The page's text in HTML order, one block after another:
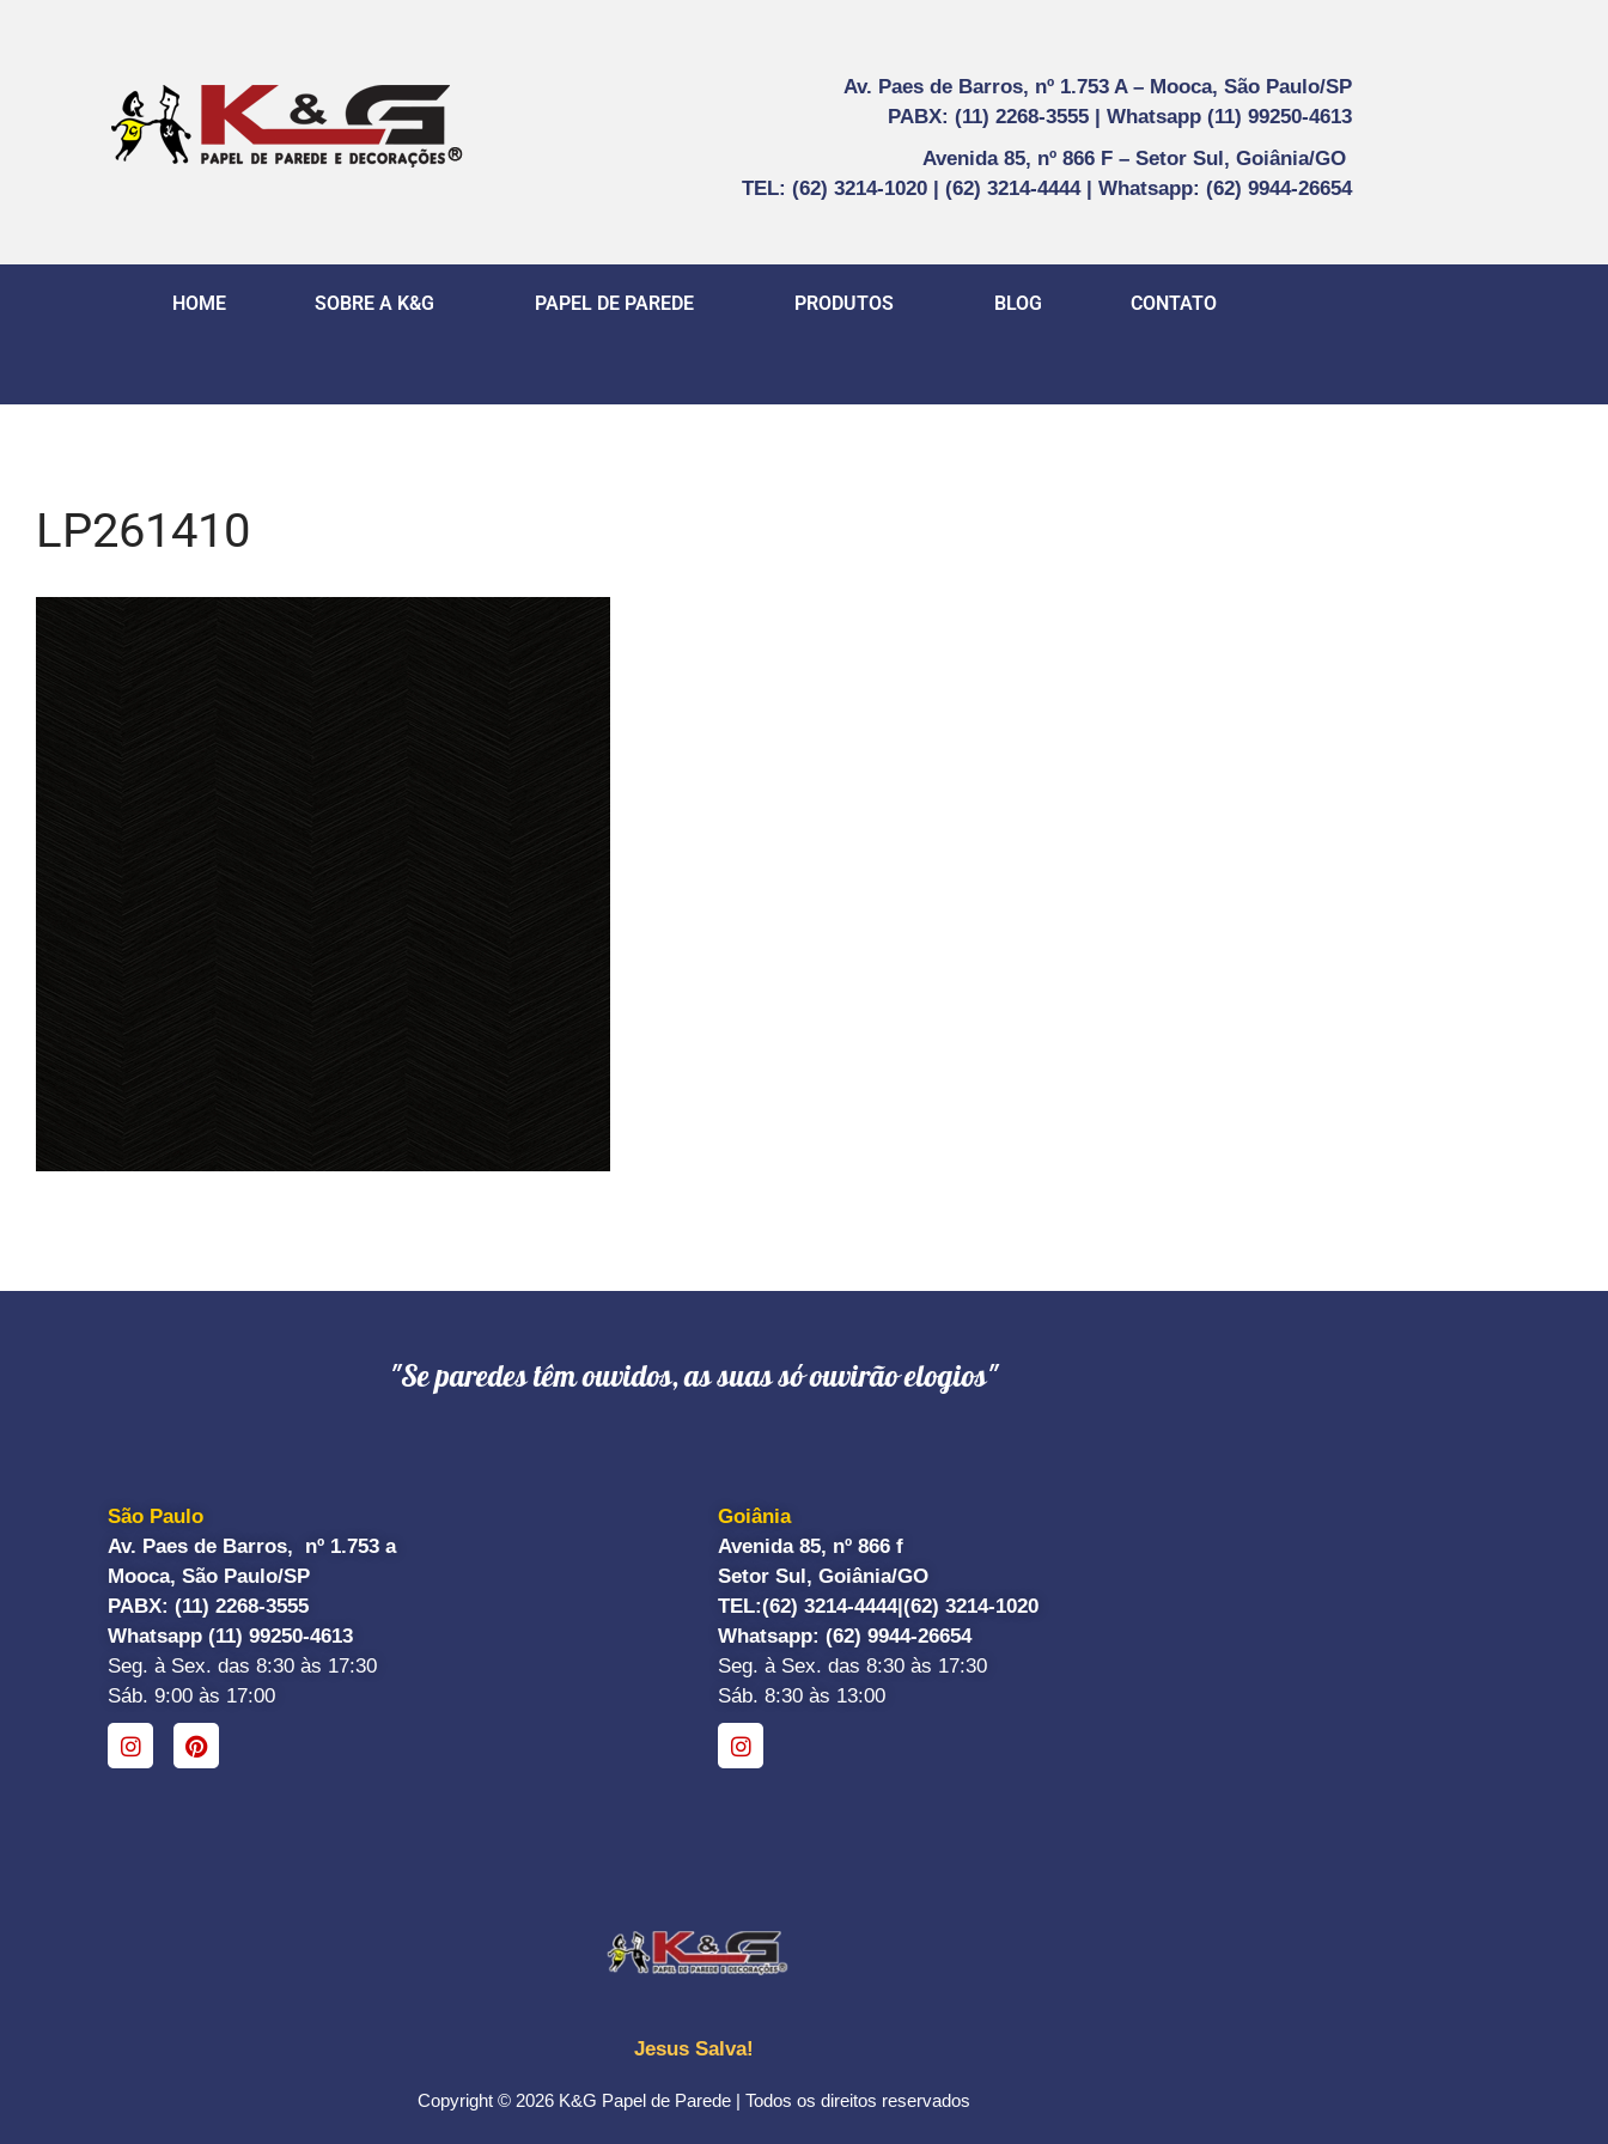
Av. Paes de Barros, nº 1.753 A – Mooca, São Paulo/SP
PABX: (11) 2268-3555 | Whatsapp (11) 99250-4613
Avenida 85, nº 866 F – Setor Sul, Goiânia/GO
TEL: (62) 3214-1020 | (62) 3214-4444 | Whatsapp: (62) 9944-26654
HOME SOBRE A K&G PAPEL DE PAREDE PRODUTOS BLOG CONTATO
LP261410
"Se paredes têm ouvidos, as suas só ouvirão elogios"
São Paulo
Av. Paes de Barros, nº 1.753 a
Mooca, São Paulo/SP
PABX: (11) 2268-3555
Whatsapp (11) 99250-4613
Seg. à Sex. das 8:30 às 17:30
Sáb. 9:00 às 17:00
Goiânia
Avenida 85, nº 866 f
Setor Sul, Goiânia/GO
TEL:(62) 3214-4444| (62) 3214-1020
Whatsapp: (62) 9944-26654
Seg. à Sex. das 8:30 às 17:30
Sáb. 8:30 às 13:00
Jesus Salva!
Copyright © 2026 K&G Papel de Parede | Todos os direitos reservados